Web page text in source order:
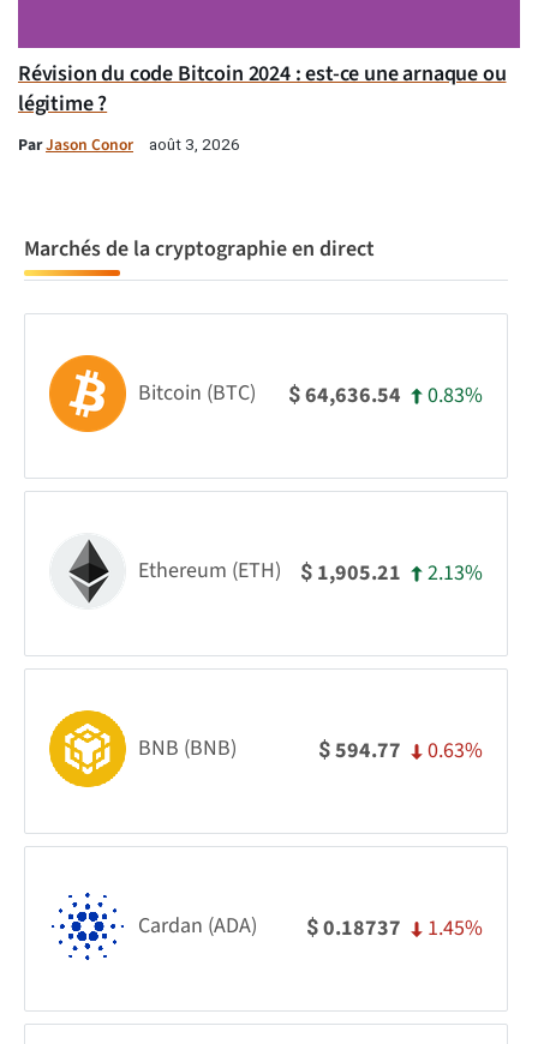
Révision du code Bitcoin 2024 : est-ce une arnaque ou
légitime ?
ParJason Conor août 3, 2026
Marchés de la cryptographie en direct
Bitcoin (BTC) $64,636.54 0.83%
Ethereum (ETH) $ 1,905.21 2.13%
BNB (BNB) $594.77 0.63%
Cardan (ADA) $0.18737 1.45%